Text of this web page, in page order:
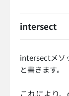
intersect
intersectメソ
と書きます。
これにより